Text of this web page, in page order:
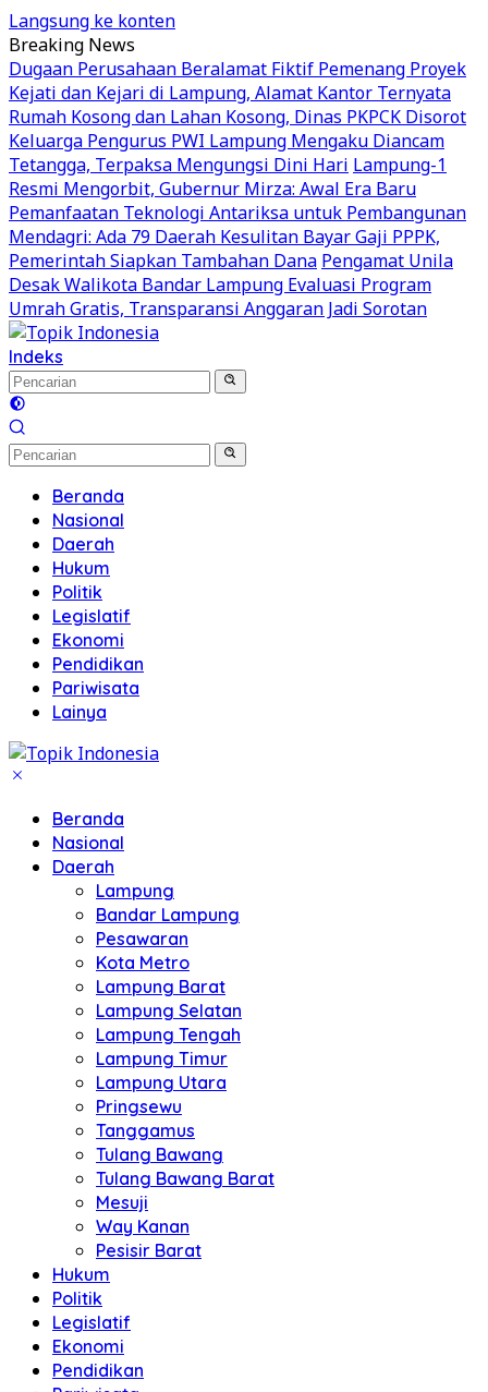
Langsung ke konten
Breaking News
Dugaan Perusahaan Beralamat Fiktif Pemenang Proyek
Kejati dan Kejari di Lampung, Alamat Kantor Ternyata
Rumah Kosong dan Lahan Kosong, Dinas PKPCK Disorot
Keluarga Pengurus PWI Lampung Mengaku Diancam
Tetangga, Terpaksa Mengungsi Dini Hari Lampung-1
Resmi Mengorbit, Gubernur Mirza: Awal Era Baru
Pemanfaatan Teknologi Antariksa untuk Pembangunan
Mendagri: Ada 79 Daerah Kesulitan Bayar Gaji PPPK,
Pemerintah Siapkan Tambahan Dana Pengamat Unila
Desak Walikota Bandar Lampung Evaluasi Program
Umrah Gratis, Transparansi Anggaran Jadi Sorotan
Indeks
Beranda
Nasional
Daerah
Hukum
Politik
Legislatif
Ekonomi
Pendidikan
Pariwisata
Lainya
Beranda
Nasional
Daerah
Lampung
Bandar Lampung
Pesawaran
Kota Metro
Lampung Barat
Lampung Selatan
Lampung Tengah
Lampung Timur
Lampung Utara
Pringsewu
Tanggamus
Tulang Bawang
Tulang Bawang Barat
Mesuji
Way Kanan
Pesisir Barat
Hukum
Politik
Legislatif
Ekonomi
Pendidikan